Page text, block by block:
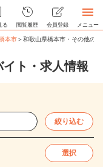
る 閲覧履歴 会員登録 メニュー
本市＞和歌山県橋本市・その他の
ト・求人情報
絞り込む
選択